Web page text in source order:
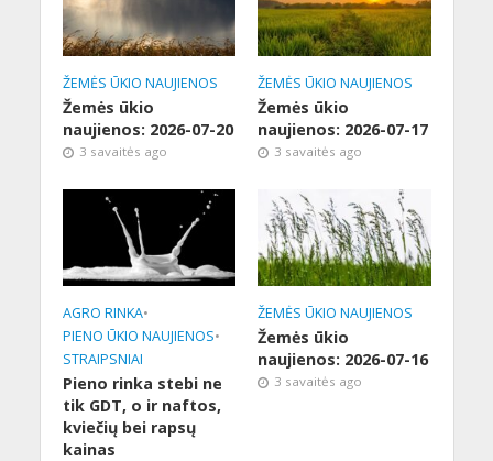
ŽEMĖS ŪKIO NAUJIENOS
Žemės ūkio
naujienos: 2026-07-20
3 savaitės ago
ŽEMĖS ŪKIO NAUJIENOS
Žemės ūkio
naujienos: 2026-07-17
3 savaitės ago
AGRO RINKA•
PIENO ŪKIO NAUJIENOS•
STRAIPSNIAI
Pieno rinka stebi ne
tik GDT, o ir naftos,
kviečių bei rapsų
kainas
ŽEMĖS ŪKIO NAUJIENOS
Žemės ūkio
naujienos: 2026-07-16
3 savaitės ago